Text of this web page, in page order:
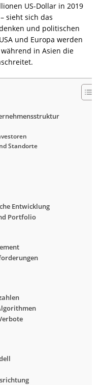
US-Dollar in 2019
sieht sich das
und politischen
und Europa werden
in Asien die
Standorte
Entwicklung
Portfolio